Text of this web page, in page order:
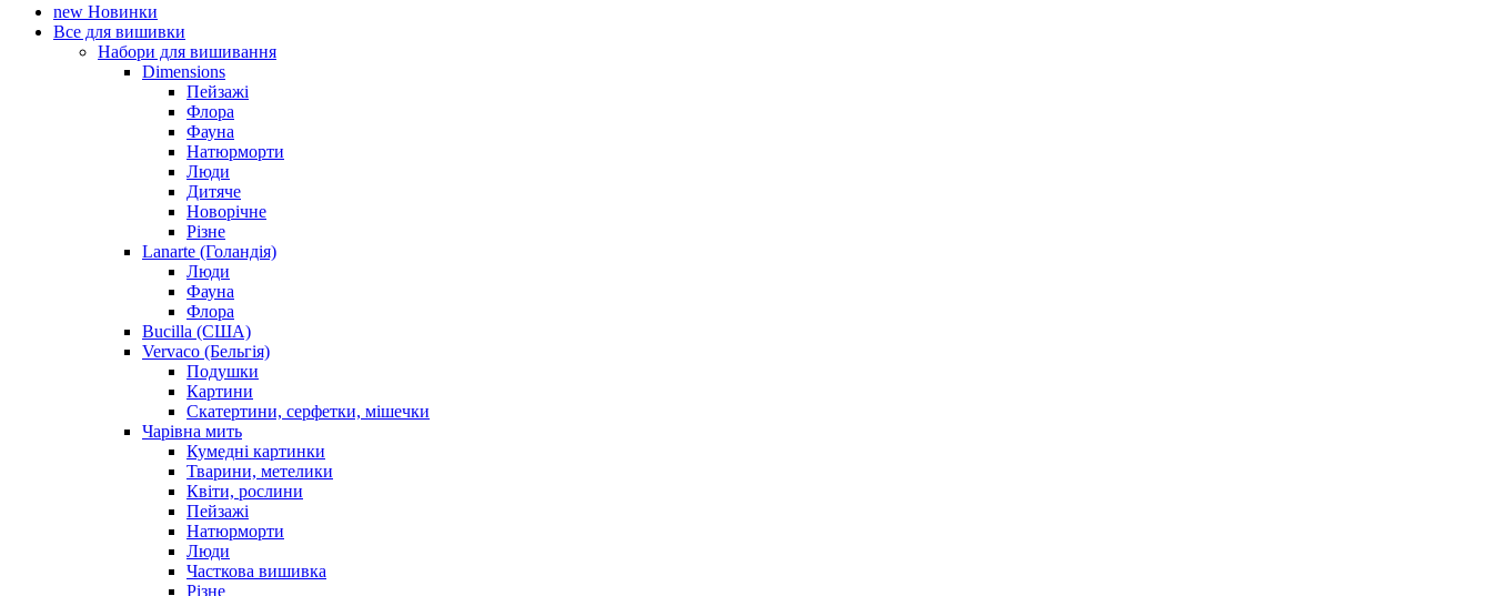
new Новинки
Все для вишивки
Набори для вишивання
Dimensions
Пейзажі
Флора
Фауна
Натюрморти
Люди
Дитяче
Новорічне
Різне
Lanarte (Голандія)
Люди
Фауна
Флора
Bucilla (США)
Vervaco (Бельгія)
Подушки
Картини
Скатертини, серфетки, мішечки
Чарiвна мить
Кумедні картинки
Тварини, метелики
Квіти, рослини
Пейзажі
Натюрморти
Люди
Часткова вишивка
Різне